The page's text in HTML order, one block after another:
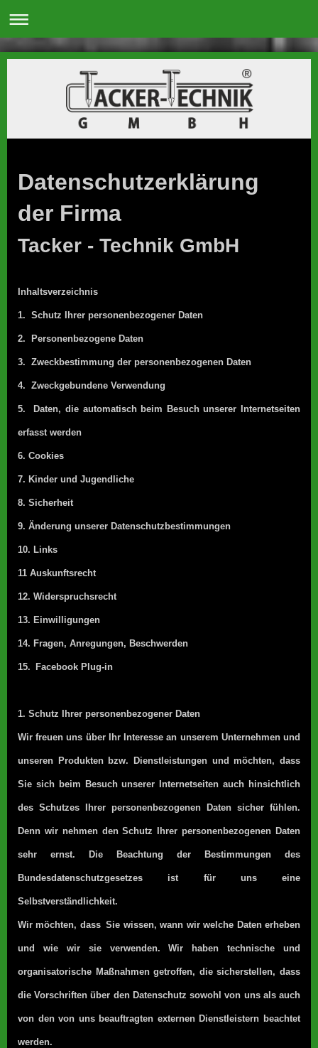
Datenschutzerklärung
der Firma
Tacker - Technik GmbH
Inhaltsverzeichnis
1. Schutz Ihrer personenbezogener Daten
2. Personenbezogene Daten
3. Zweckbestimmung der personenbezogenen Daten
4. Zweckgebundene Verwendung
5. Daten, die automatisch beim Besuch unserer Internetseiten
erfasst werden
6. Cookies
7. Kinder und Jugendliche
8. Sicherheit
9. Änderung unserer Datenschutzbestimmungen
10. Links
11 Auskunftsrecht
12. Widerspruchsrecht
13. Einwilligungen
14. Fragen, Anregungen, Beschwerden
15. Facebook Plug-in
1. Schutz Ihrer personenbezogener Daten
Wir freuen uns über Ihr Interesse an unserem Unternehmen und
unseren Produkten bzw. Dienstleistungen und möchten, dass
Sie sich beim Besuch unserer Internetseiten auch hinsichtlich
des Schutzes Ihrer personenbezogenen Daten sicher fühlen.
Denn wir nehmen den Schutz Ihrer personenbezogenen Daten
sehr ernst. Die Beachtung der Bestimmungen des
Bundesdatenschutzgesetzes ist für uns eine
Selbstverständlichkeit.
Wir möchten, dass Sie wissen, wann wir welche Daten erheben
und wie wir sie verwenden. Wir haben technische und
organisatorische Maßnahmen getroffen, die sicherstellen, dass
die Vorschriften über den Datenschutz sowohl von uns als auch
von den von uns beauftragten externen Dienstleistern beachtet
werden.